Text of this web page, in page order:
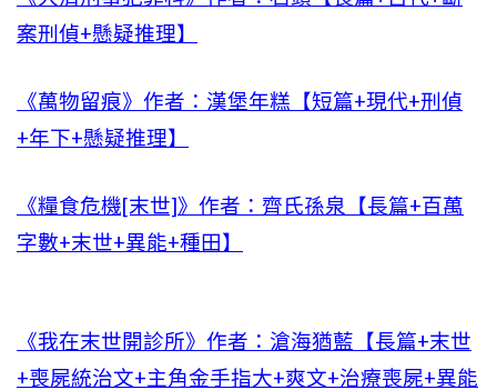
案刑偵+懸疑推理】
《萬物留痕》作者：漢堡年糕【短篇+現代+刑偵
+年下+懸疑推理】
《糧食危機[末世]》作者：齊氏孫泉【長篇+百萬
字數+末世+異能+種田】
《我在末世開診所》作者：滄海猶藍【長篇+末世
+喪屍統治文+主角金手指大+爽文+治療喪屍+異能